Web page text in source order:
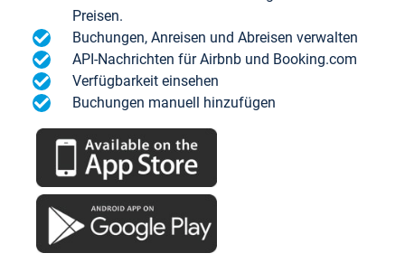
Preisen.
Buchungen, Anreisen und Abreisen verwalten
API-Nachrichten für Airbnb und Booking.com
Verfügbarkeit einsehen
Buchungen manuell hinzufügen